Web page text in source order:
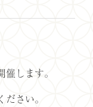
します。
さい。